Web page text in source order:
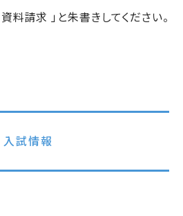
請求 」と朱書きしてください。
入試情報